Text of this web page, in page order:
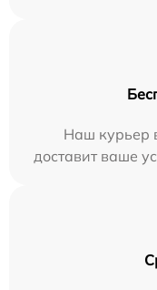
Наш курьер
доставит ваше